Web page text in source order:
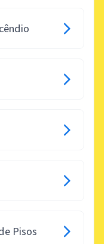
Pisos